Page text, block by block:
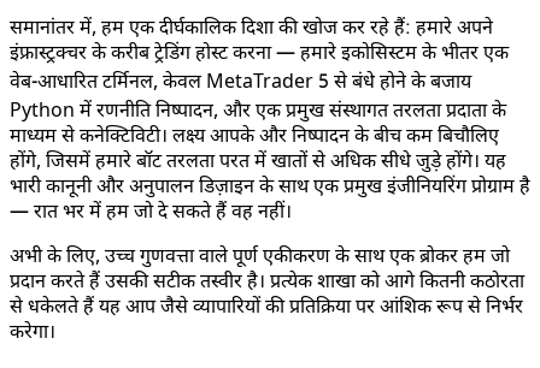
समानांतर में, हम एक दीर्घकालिक दिशा की खोज कर रहे हैं: हमारे अपने
इंफ्रास्ट्रक्चर के करीब ट्रेडिंग होस्ट करना — हमारे इकोसिस्टम के भीतर एक
वेब-आधारित टर्मिनल, केवल MetaTrader 5 से बंधे होने के बजाय
Python में रणनीति निष्पादन, और एक प्रमुख संस्थागत तरलता प्रदाता के
माध्यम से कनेक्टिविटी। लक्ष्य आपके और निष्पादन के बीच कम बिचौलिए
होंगे, जिसमें हमारे बॉट तरलता परत में खातों से अधिक सीधे जुड़े होंगे। यह
भारी कानूनी और अनुपालन डिज़ाइन के साथ एक प्रमुख इंजीनियरिंग प्रोग्राम है
— रात भर में हम जो दे सकते हैं वह नहीं।
अभी के लिए, उच्च गुणवत्ता वाले पूर्ण एकीकरण के साथ एक ब्रोकर हम जो
प्रदान करते हैं उसकी सटीक तस्वीर है। प्रत्येक शाखा को आगे कितनी कठोरता
से धकेलते हैं यह आप जैसे व्यापारियों की प्रतिक्रिया पर आंशिक रूप से निर्भर
करेगा।